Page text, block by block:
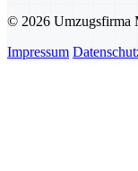
© 2026 Umzugsfirma
Impressum